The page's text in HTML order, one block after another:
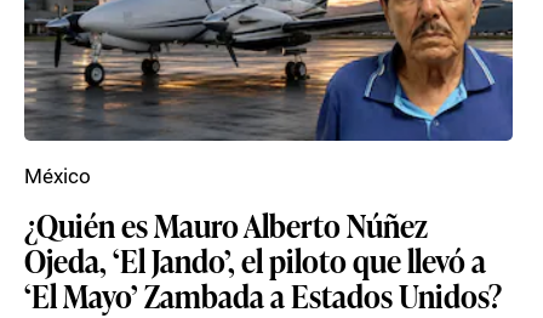
¿Quién es Mauro Alberto Núñez
Ojeda, ‘El Jando’, el piloto que llevó a
‘El Mayo’ Zambada a Estados Unidos?
México